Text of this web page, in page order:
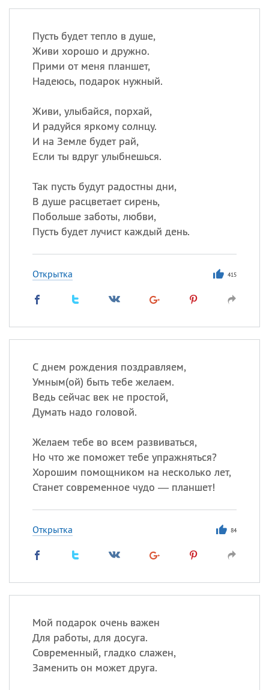
Пусть будет тепло в душе,
Живи хорошо и дружно.
Прими от меня планшет,
Надеюсь, подарок нужный.
Живи, улыбайся, порхай,
И радуйся яркому солнцу.
И на Земле будет рай,
Если ты вдруг улыбнешься.
Так пусть будут радостны дни,
В душе расцветает сирень,
Побольше заботы, любви,
Пусть будет лучист каждый день.
Открытка 415
С днем рождения поздравляем,
Умным(ой) быть тебе желаем.
Ведь сейчас век не простой,
Думать надо головой.
Желаем тебе во всем развиваться,
Но что же поможет тебе упражняться?
Хорошим помощником на несколько лет,
Станет современное чудо — планшет!
Открытка 84
Мой подарок очень важен
Для работы, для досуга.
Современный, гладко слажен,
Заменить он может друга.